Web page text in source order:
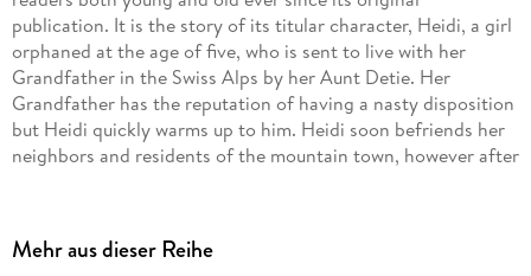
publication. It is the story of its titular character, Heidi, a girl
orphaned at the age of five, who is sent to live with her
Grandfather in the Swiss Alps by her Aunt Detie. Her
Grandfather has the reputation of having a nasty disposition
but Heidi quickly warms up to him. Heidi soon befriends her
neighbors and residents of the mountain town, however after
While the two become close friends, Heidi eventually
Mehr aus dieser Reihe